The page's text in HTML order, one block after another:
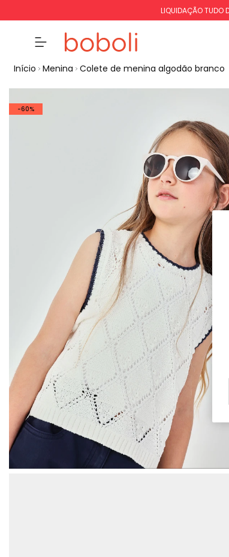
LIQUIDAÇÃO
Início Menina Colete de menina algodão branco
-60%